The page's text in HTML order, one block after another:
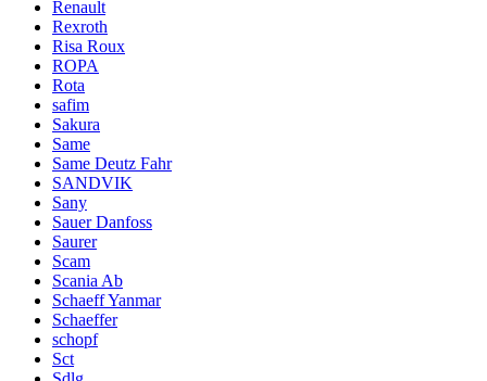
Renault
Rexroth
Risa Roux
ROPA
Rota
safim
Sakura
Same
Same Deutz Fahr
SANDVIK
Sany
Sauer Danfoss
Saurer
Scam
Scania Ab
Schaeff Yanmar
Schaeffer
schopf
Sct